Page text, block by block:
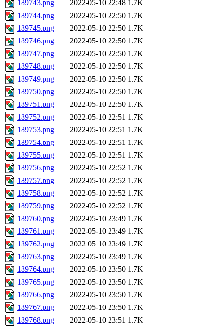
189743.png 2022-05-10 22:48 1.7K
189744.png
2022-05-10 22:50 1.7K
189745.png
2022-05-10 22:50 1.7K
189746.png
2022-05-10 22:50 1.7K
189747.png
2022-05-10 22:50 1.7K
189748.png
2022-05-10 22:50 1.7K
189749.png
2022-05-10 22:50 1.7K
189750.png
2022-05-10 22:50 1.7K
189751.png
2022-05-10 22:50 1.7K
189752.png
2022-05-10 22:51 1.7K
189753.png
2022-05-10 22:51 1.7K
189754.png
2022-05-10 22:51 1.7K
189755.png
2022-05-10 22:51 1.7K
189756.png
2022-05-10 22:52 1.7K
189757.png
2022-05-10 22:52 1.7K
189758.png
2022-05-10 22:52 1.7K
189759.png
2022-05-10 22:52 1.7K
189760.png
2022-05-10 23:49 1.7K
189761.png
2022-05-10 23:49 1.7K
189762.png
2022-05-10 23:49 1.7K
189763.png
2022-05-10 23:49 1.7K
189764.png
2022-05-10 23:50 1.7K
189765.png
2022-05-10 23:50 1.7K
189766.png
2022-05-10 23:50 1.7K
189767.png
2022-05-10 23:50 1.7K
189768.png
2022-05-10 23:51 1.7K